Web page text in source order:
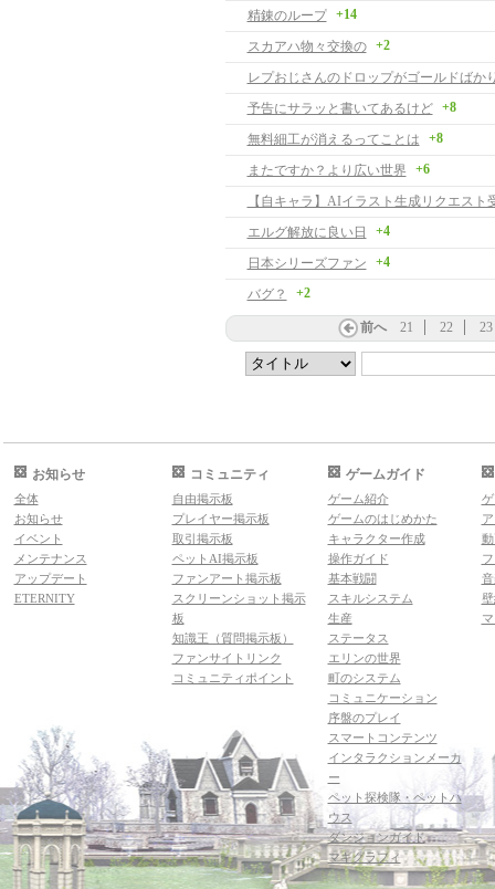
精錬のループ
+14
スカアハ物々交換の +2
レプおじさんのドロップがゴールドばか
予告にサラッと書いてあるけど
+8
無料細工が消えるってことは +8
またですか？より広い世界 +6
エルグ解放に良い日 +4
日本シリーズファン +4
バグ？ +2
前へ 21 22 23
お知らせ
全体
お知らせ
イベント
メンテナンス
アップデート
ETERNITY
コミュニティ
自由掲示板
プレイヤー掲示板
取引掲示板
ペットAI掲示板
ファンアート掲示板
スクリーンショット掲示
板
知識王（質問掲示板）
ファンサイトリンク
コミュニティポイント
ゲームガイド
ゲーム紹介
ゲームのはじめかた
キャラクター作成
操作ガイド
基本戦闘
スキルシステム
生産
ステータス
エリンの世界
町のシステム
コミュニケーション
序盤のプレイ
スマートコンテンツ
インタラクションメーカ
ー
ペット探検隊・ペットハ
ウス
ダンジョンガイド
マギグラフィ